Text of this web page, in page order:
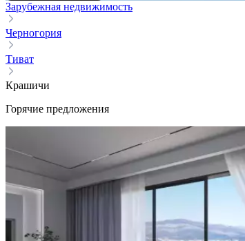
Зарубежная недвижимость
Черногория
Тиват
Крашичи
Горячие предложения